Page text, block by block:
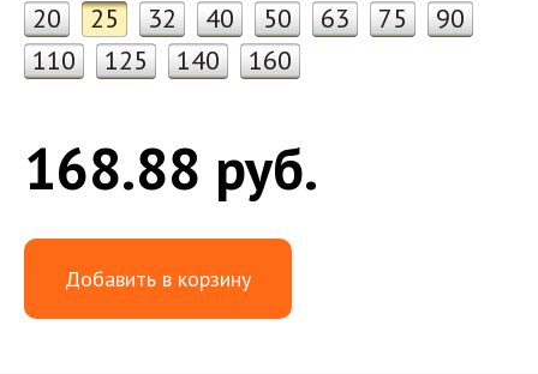
20 25 32 40 50 63 75
90
110
125 140 160
168.88 руб.
Добавить в корзину